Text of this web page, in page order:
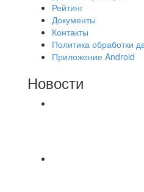
Рейтинг
Документы
Контакты
Политика обработки
Приложение Android
Новости